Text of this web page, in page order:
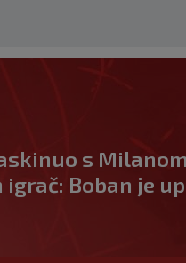
s
igrač: Boban je